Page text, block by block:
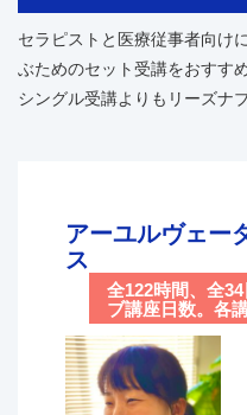
したい方。
● クライアントさんの
できるスキルを養いた
● クライアントさんが
● 医学的な知識を深め
判断に自信をつけたい方
● アーユルヴェーダの
応用した具体的なアド
● 体質に合ったケアに
● セラピストとしての
知りたい方。
たい、手に職をつけた
講座です。
セラピスト役とモデル
は1日に2時間ずつの合
＜内容詳細＞
●アビヤンガ 32時間
●シローアビヤンガ 8
●フェイシャル 8時間（
●シローダーラ 6時間（
セラピストと医療従事者向け
ぶためのセット受講をおすす
シングル受講よりもリーズナ
アーユルヴェー
ス
全122時間、全
ブ講座日数。各